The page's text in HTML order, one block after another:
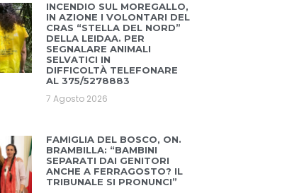
INCENDIO SUL MOREGALLO,
IN AZIONE I VOLONTARI DEL
CRAS “STELLA DEL NORD”
DELLA LEIDAA. PER
SEGNALARE ANIMALI
SELVATICI IN
DIFFICOLTÀ TELEFONARE
AL 375/5278883
7 Agosto 2026
FAMIGLIA DEL BOSCO, ON.
BRAMBILLA: “BAMBINI
SEPARATI DAI GENITORI
ANCHE A FERRAGOSTO? IL
TRIBUNALE SI PRONUNCI”